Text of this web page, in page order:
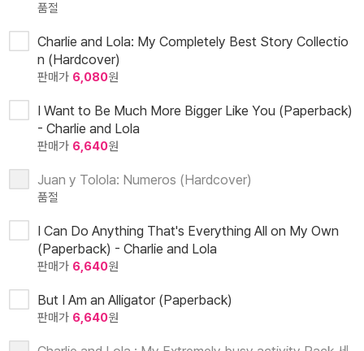
품절
Charlie and Lola: My Completely Best Story Collectio
n (Hardcover)
판매가 6,080원
I Want to Be Much More Bigger Like You (Paperback)
- Charlie and Lola
판매가 6,640원
Juan y Tolola: Numeros (Hardcover)
품절
I Can Do Anything That's Everything All on My Own
(Paperback) - Charlie and Lola
판매가 6,640원
But I Am an Alligator (Paperback)
판매가 6,640원